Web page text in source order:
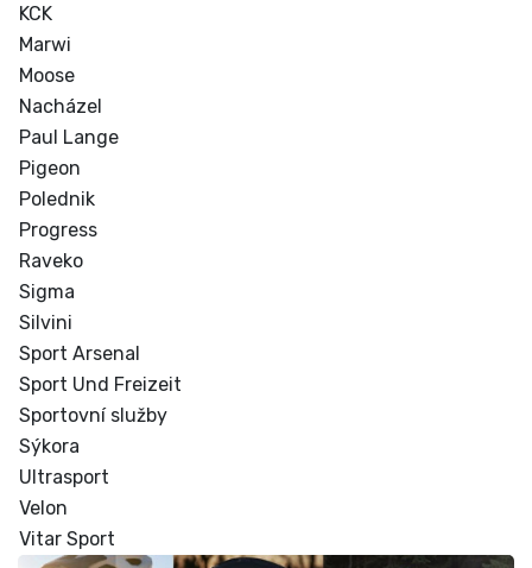
KCK
Marwi
Moose
Nacházel
Paul Lange
Pigeon
Polednik
Progress
Raveko
Sigma
Silvini
Sport Arsenal
Sport Und Freizeit
Sportovní služby
Sýkora
Ultrasport
Velon
Vitar Sport